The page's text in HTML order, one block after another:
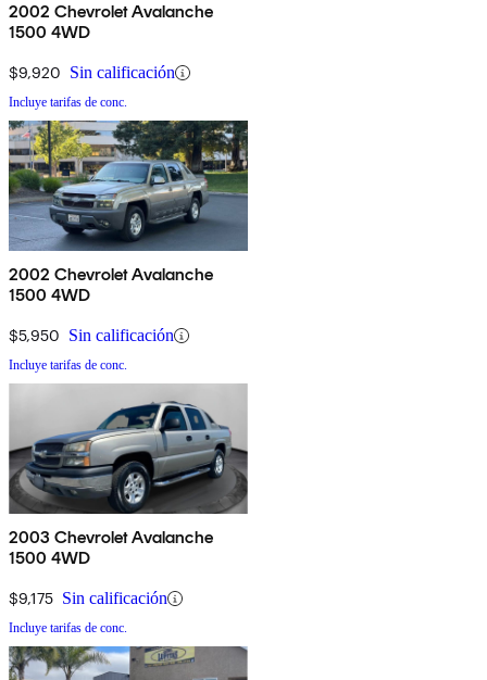
2002 Chevrolet Avalanche
1500 4WD
$9,920 Sin calificación
Incluye tarifas de conc.
2002 Chevrolet Avalanche
1500 4WD
$5,950 Sin calificación
Incluye tarifas de conc.
2003 Chevrolet Avalanche
1500 4WD
$9,175 Sin calificación
Incluye tarifas de conc.